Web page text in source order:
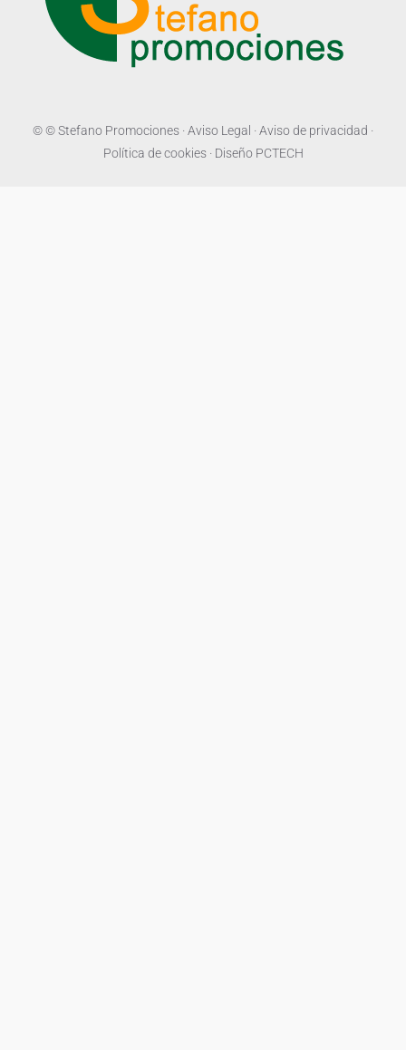
© © Stefano Promociones · Aviso Legal · Aviso de privacidad ·
Política de cookies· Diseño PCTECH